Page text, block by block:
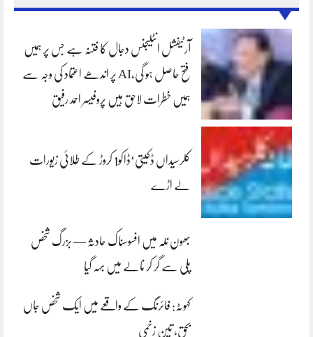
آرٹیفشل انٹلیجنس دجال کا فتنہ ہے جس پر ہمیں
فتح حاصل ہو گی،AI پر اندھے اعتماد کی وجہ سے
ہمیں خطرات لاحق ہیں پروفیسر احمد رفیق
کلرسیداں ڈکیتی‘ڈاکو1 کروڑ کے طلائی زیورات
لے اڑے
بھون نلہ میں افسوسناک حادثہ — بزرگ شخص
پلی سے گر کر نالے میں بہہ گیا
کہوٹہ: فائرنگ کے واقعے میں ایک شخص جاں
بحق، تین زخمی